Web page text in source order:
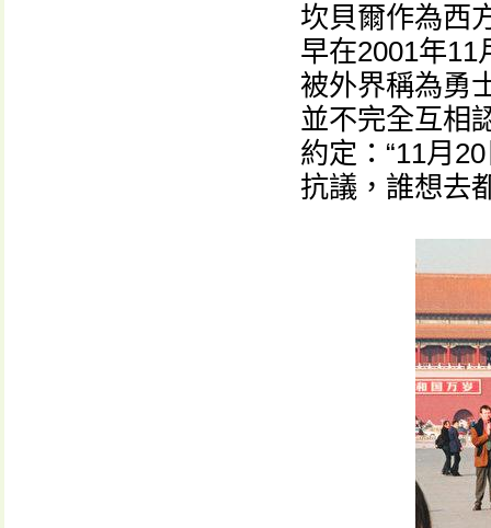
坎貝爾作為西
早在2001年11
被外界稱為勇
並不完全互相
約定：“11月
抗議，誰想去